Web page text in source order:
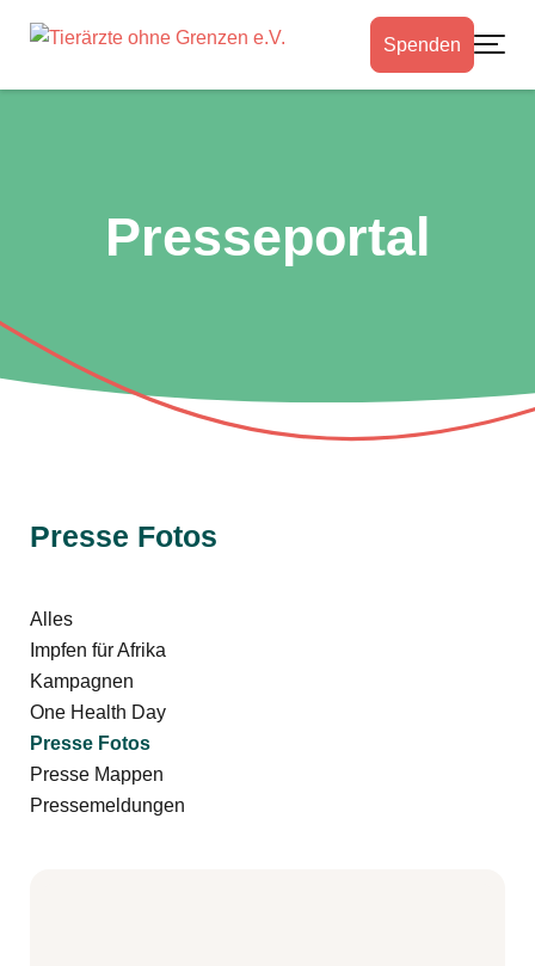
Spenden
Presseportal
Presse Fotos
Filter by
Alles
Filter by
Impfen für Afrika
Filter by
Kampagnen
Filter by
One Health Day
Filter by
Presse Fotos
Filter by
Presse Mappen
Filter by
Pressemeldungen